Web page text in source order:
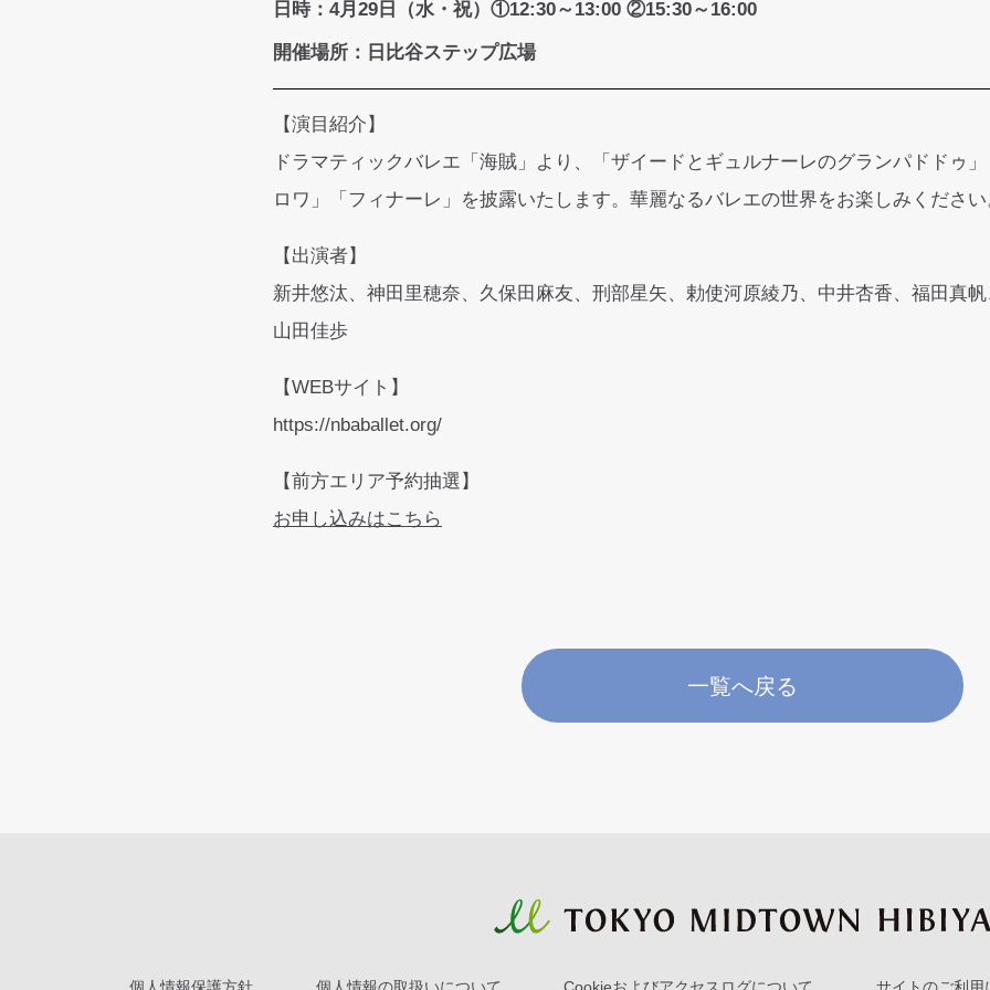
日時： 4月29日（水・祝） ①12:30～13:00 ②15:30～16:00
開催場所：日比谷ステップ広場
【演目紹介】
ドラマティックバレエ「海賊」より、「ザイードとギュルナーレのグランパドドゥ
ロワ」「フィナーレ」を披露いたします。華麗なるバレエの世界をお楽しみください
【出演者】
新井悠汰、神田里穂奈、久保田麻友、刑部星矢、勅使河原綾乃、中井杏香、福田真帆
山田佳歩
【WEBサイト】
https://nbaballet.org/
【前方エリア予約抽選】
お申し込みはこちら
一覧へ戻る
個人情報保護方針 個人情報の取扱いについて Cookieおよびアクセスログについて サイトのご利用